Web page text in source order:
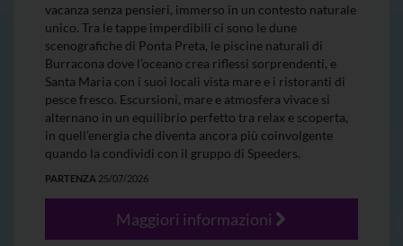
vacanza senza pensieri, immerso in un contesto naturale
unico. Tra le tappe imperdibili ci sono le dune
scenografiche di Ponta Preta, le piscine naturali di
Burracona dove l’oceano crea riflessi sorprendenti, e
Santa Maria con i suoi locali vista mare e i ristoranti di
pesce fresco. Escursioni, mare e atmosfera vivace si
alternano in un equilibrio perfetto tra relax e scoperta,
in quell’energia che diventa ancora più coinvolgente
quando la condividi con il gruppo di Speeders.
PARTENZA 25/07/2026
Maggiori informazioni